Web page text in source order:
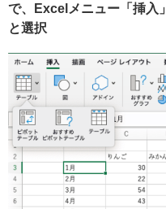
で、Excelメニュー「挿入
と選択